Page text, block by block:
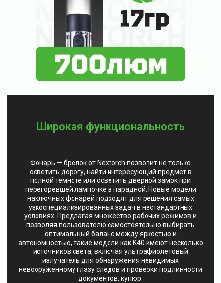
Широкая функциональность
Фонарь — брелок от Nextorch позволит не только
осветить дорогу, найти интересующий предмет в
полной темноте или осветить дверной замок при
перегоревшей лампочке в парадной. Новые модели
наключных фонарей подходят для решения самых
узкоспециализированных задач в нестандартных
условиях. Предлагая множество рабочих режимов и
позволяя пользователю самостоятельно выбирать
оптимальный баланс между яркостью и
автономностью, такие модели как K40 имеют несколько
источников света, включая ультрафиолетовый
излучатель для обнаружения невидимых
невооруженному глазу следов и проверки подлинности
документов, купюр.